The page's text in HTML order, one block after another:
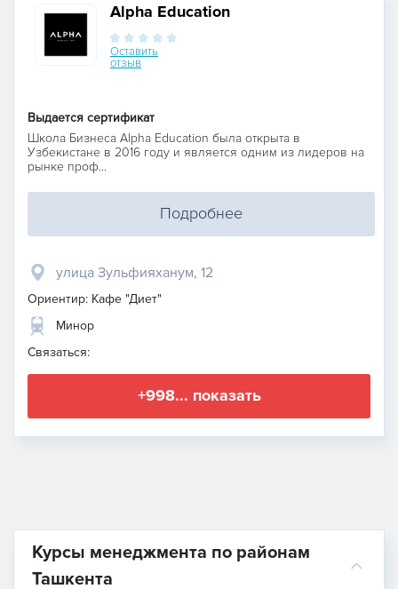
Alpha Education
Оставить
отзыв
Выдается сертификат
Школа Бизнеса Alpha Education была открыта в
Узбекистане в 2016 году и является одним из лидеров на
рынке проф...
Подробнее
улица Зульфияханум, 12
Ориентир: Кафе "Диет"
Минор
Связаться:
+998... показать
Курсы менеджмента по районам
Ташкента